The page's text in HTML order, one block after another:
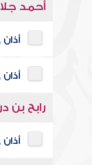
أحمد
رابح بن
أذان